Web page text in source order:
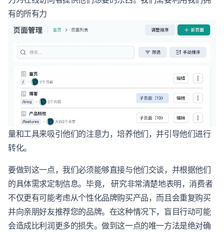
有的所有力
量和工具来吸引他们的注意力，培养他们，并引导他们进行
转化。
要做到这一点，我们必须能够直接与他们交谈，并根据他们
的具体需求定制信息。毕竟， 研究非常清楚地表明，消费者
不仅更有可能考虑从个性化品牌购买产品，而且会重复购买
并向亲朋好友推荐您的品牌。在这种情况下，盲目行动可能
会造成比利润更多的损失。做到这一点的唯一方法是绝对确